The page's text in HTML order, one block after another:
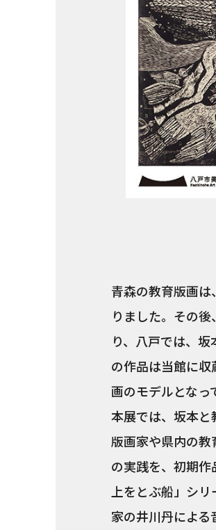
青森の教育版画
りました。その
り、八戸では、
の作品は当館に
画のモデルとなっ
本展では、坂本
版画家や県内の教
の実践を、初期
上をとぶ船」シ
家の井川丹による